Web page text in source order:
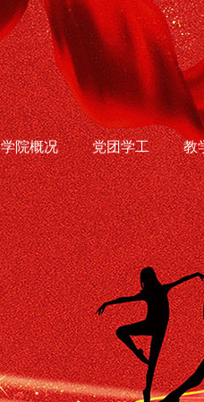
学院概况 党团学工 教